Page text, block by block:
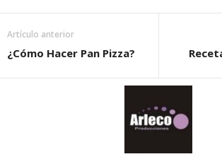
Artículo anterior
¿Cómo Hacer Pan Pizza?